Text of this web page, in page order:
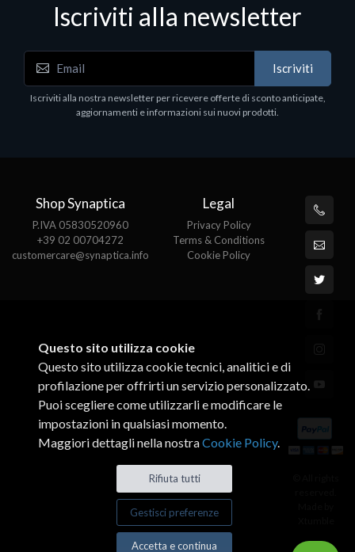
WD_BLACK SN850X NVMe SSD
WDBB9H0020BNC - SSD - 2 TB - interno - M.2
2280 - PCIe 4.0 (NVMe) - dissipatore integrato -
nero
Iscriviti alla newsletter
Iscriviti
Iscriviti alla nostra newsletter per ricevere offerte di sconto anticipate,
aggiornamenti e informazioni sui nuovi prodotti.
Shop Synaptica
P.IVA 05830520960
+39 02 00704272
customercare@synaptica.info
Legal
Privacy Policy
Terms & Conditions
Cookie Policy
Questo sito utilizza cookie
Questo sito utilizza cookie tecnici, analitici e di
profilazione per offrirti un servizio personalizzato.
Puoi scegliere come utilizzarli e modificare le
impostazioni in qualsiasi momento.
Maggiori dettagli nella nostraCookie Policy.
Rifiuta tutti
Gestisci preferenze
Accetta e continua